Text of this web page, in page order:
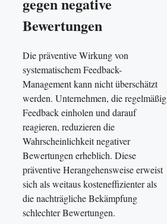
Bewertungen
Die präventive Wirkung von
systematischem Feedback-
Management kann nicht überschätzt
werden. Unternehmen, die regelmäßig
Feedback einholen und darauf
reagieren, reduzieren die
Wahrscheinlichkeit negativer
Bewertungen erheblich. Diese
präventive Herangehensweise erweist
sich als weitaus kosteneffizienter als
die nachträgliche Bekämpfung
schlechter Bewertungen.